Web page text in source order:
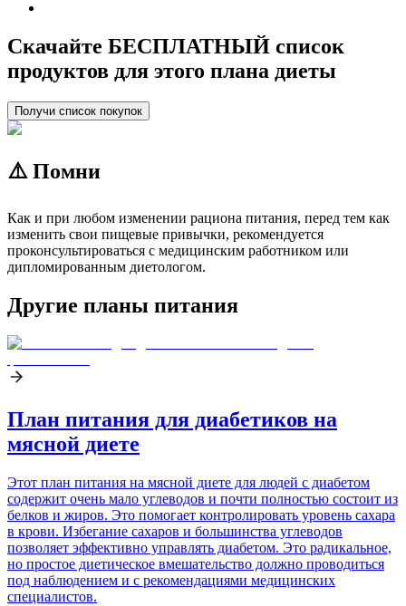
Скачайте БЕСПЛАТНЫЙ список
продуктов для этого плана диеты
Получи список покупок
⚠️ Помни
Как и при любом изменении рациона питания, перед тем как
изменить свои пищевые привычки, рекомендуется
проконсультироваться с медицинским работником или
дипломированным диетологом.
Другие планы питания
План питания для диабетиков на
мясной диете
Этот план питания на мясной диете для людей с диабетом
содержит очень мало углеводов и почти полностью состоит из
белков и жиров. Это помогает контролировать уровень сахара
в крови. Избегание сахаров и большинства углеводов
позволяет эффективно управлять диабетом. Это радикальное,
но простое диетическое вмешательство должно проводиться
под наблюдением и с рекомендациями медицинских
специалистов.